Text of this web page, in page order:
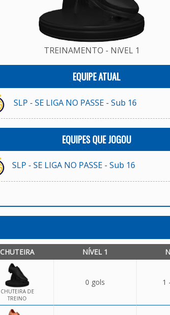
TREINAMENTO - NíVEL 1
EQUIPE ATUAL
SLP - SE LIGA NO PASSE - Sub 16
EQUIPES QUE JOGOU
SLP - SE LIGA NO PASSE - Sub 16
CHUTEIRA NÍVEL 1
CHUTEIRA DE
TREINO
0 gols 1